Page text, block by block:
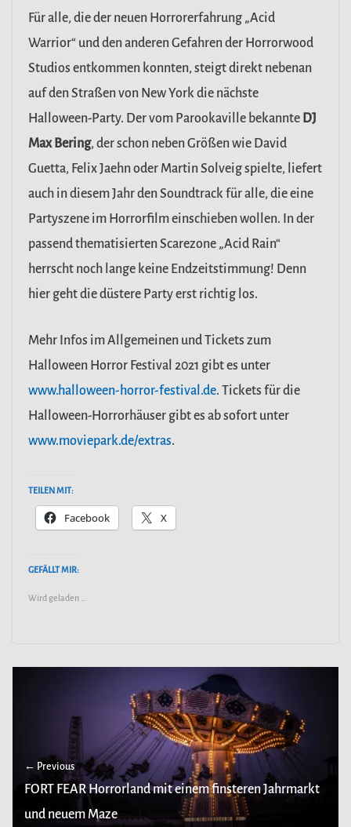
Für alle, die der neuen Horrorerfahrung „Acid
Warrior“ und den anderen Gefahren der Horrorwood
Studios entkommen konnten, steigt direkt nebenan
auf den Straßen von New York die nächste
Halloween-Party. Der vom Parookaville bekannte DJ
Max Bering, der schon neben Größen wie David
Guetta, Felix Jaehn oder Martin Solveig spielte, liefert
auch in diesem Jahr den Soundtrack für alle, die eine
Partyszene im Horrorfilm einschieben wollen. In der
passend thematisierten Scarezone „Acid Rain“
herrscht noch lange keine Endzeitstimmung! Denn
hier geht die düstere Party erst richtig los.
Mehr Infos im Allgemeinen und Tickets zum
Halloween Horror Festival 2021 gibt es unter
www.halloween-horror-festival.de. Tickets für die
Halloween-Horrorhäuser gibt es ab sofort unter
www.moviepark.de/extras.
TEILEN MIT:
Facebook X
GEFÄLLT MIR:
Wird geladen …
← Previous
FORT FEAR Horrorland mit einem finsteren Jahrmarkt
und neuem Maze